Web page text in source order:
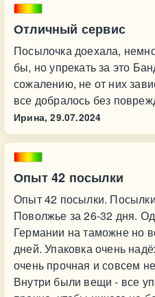
Отличный сервис
Посылочка доехала,
бы, но упрекать за это
сожалению, не от них
все добралось без
Ирина, 29.07.2024
Опыт 42 посылки
Опыт 42 посылки.
Поволжье за 26-32 дня.
Германии на таможне но
дней. Упаковка очень
очень прочная и совсем
Внутри были вещи - все